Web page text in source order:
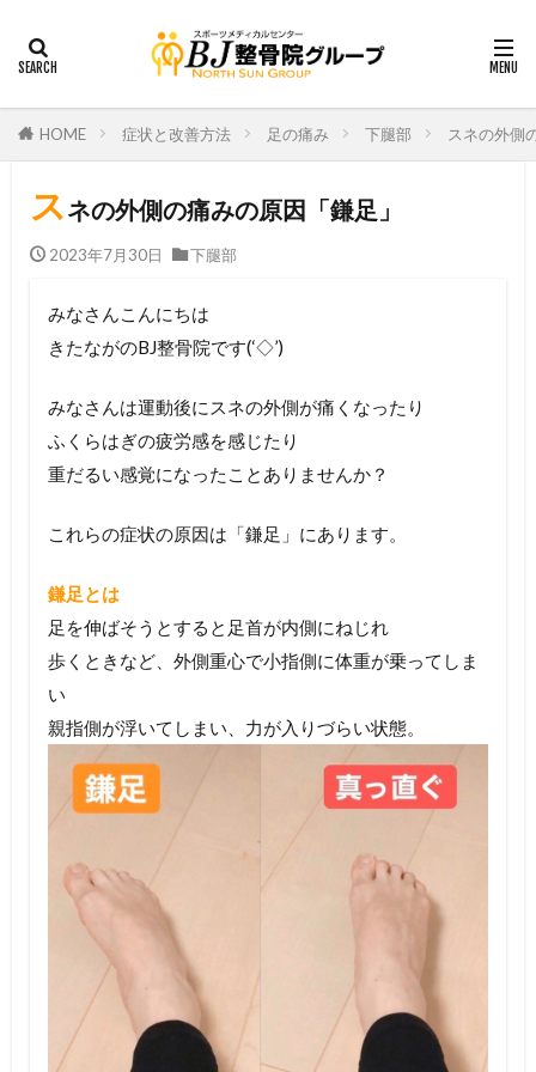
HOME 症状と改善方法 足の痛み 下腿部 スネの外側
スネの外側の痛みの原因「鎌足」
2023年7月30日 下腿部
みなさんこんにちは
きたながのBJ整骨院です(‘◇’)ゞ
みなさんは運動後にスネの外側が痛くなったり
ふくらはぎの疲労感を感じたり
重だるい感覚になったことありませんか？
これらの症状の原因は「鎌足」にあります。
鎌足とは
足を伸ばそうとすると足首が内側にねじれ
歩くときなど、外側重心で小指側に体重が乗ってしま
い
親指側が浮いてしまい、力が入りづらい状態。